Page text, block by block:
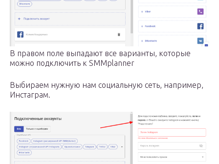
В правом поле выпадают все варианты, которые
можно подключить к SMMplanner
Выбираем нужную нам социальную сеть, например,
Инстаграм.